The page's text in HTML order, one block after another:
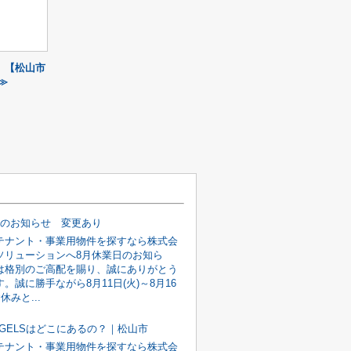
【松山市
お知らせ 変更あり
ナント・事業用物件を探すなら株式会
リューションへ8月休業日のお知ら
別のご高配を賜り、誠にありがとう
。誠に勝手ながら8月11日(火)～8月16
みと...
はどこにあるの？｜松山市
ナント・事業用物件を探すなら株式会